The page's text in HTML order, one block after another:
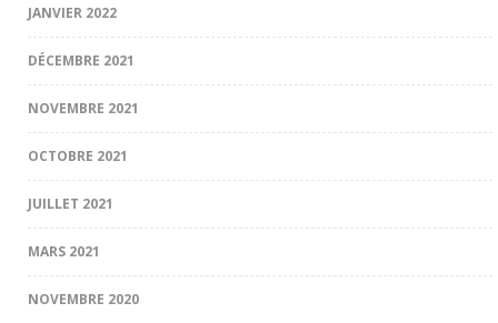
JANVIER 2022
DÉCEMBRE 2021
NOVEMBRE 2021
OCTOBRE 2021
JUILLET 2021
MARS 2021
NOVEMBRE 2020